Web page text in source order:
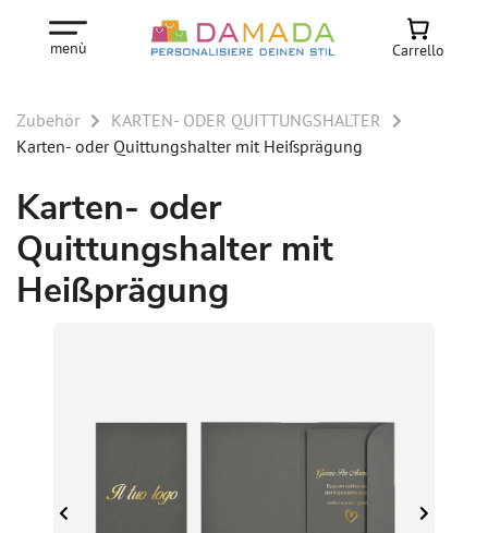
menù Carrello
Zubehör
KARTEN- ODER QUITTUNGSHALTER
Karten- oder Quittungshalter mit Heißprägung
Karten- oder
Quittungshalter mit
Heißprägung